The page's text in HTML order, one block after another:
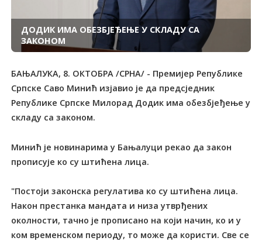
ДОДИК ИМА ОБЕЗБЈЕЂЕЊЕ У СКЛАДУ СА
ЗАКОНОМ
БАЊАЛУКА, 8. ОКТОБРА /СРНА/ - Премијер Републике
Српске Саво Минић изјавио је да предсједник
Републике Српске Милорад Додик има обезбјеђење у
складу са законом.
Минић је новинарима у Бањалуци рекао да закон
прописује ко су штићена лица.
"Постоји законска регулатива ко су штићена лица.
Након престанка мандата и низа утврђених
околности, тачно је прописано на који начин, ко и у
ком временском периоду, то може да користи. Све се